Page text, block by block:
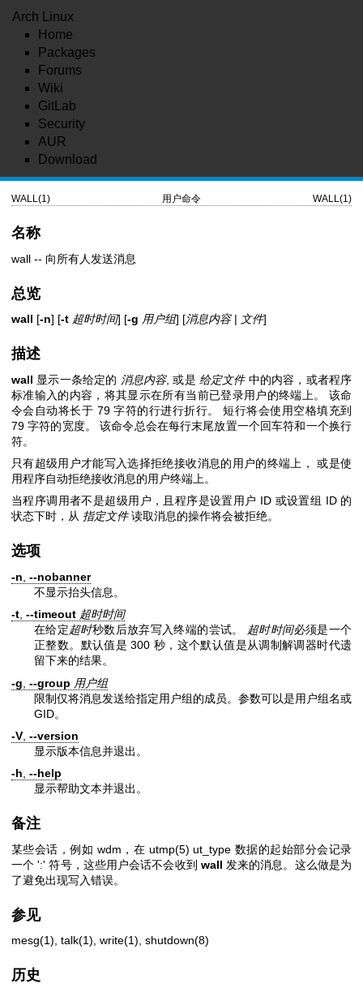
Arch Linux
Home
Packages
Forums
Wiki
GitLab
Security
AUR
Download
WALL(1) 用户命令 WALL(1)
名称
wall -- 向所有人发送消息
总览
wall [-n] [-t 超时时间] [-g 用户组] [消息内容| 文件]
描述
wall 显示一条给定的 消息内容, 或是 给定文件中的内容，或者程序
标准输入的内容，将其显示在所有当前已登录用户的终端上。 该命
令会自动将长于 79 字符的行进行折行。 短行将会使用空格填充到
79 字符的宽度。 该命令总会在每行末尾放置一个回车符和一个换行
符。
只有超级用户才能写入选择拒绝接收消息的用户的终端上， 或是使
用程序自动拒绝接收消息的用户终端上。
当程序调用者不是超级用户，且程序是设置用户 ID 或设置组 ID 的
状态下时，从 指定文件读取消息的操作将会被拒绝。
选项
-n --nobanner
不显示抬头信息。
-t --timeout 超时时间
在给定超时秒数后放弃写入终端的尝试。 超时时间必须是一个
正整数。默认值是 300 秒，这个默认值是从调制解调器时代遗
留下来的结果。
-g --group 用户组
限制仅将消息发送给指定用户组的成员。参数可以是用户组名或
GID。
-V --version
显示版本信息并退出。
-h, --help
显示帮助文本并退出。
备注
某些会话，例如 wdm，在 utmp(5) ut_type 数据的起始部分会记录
一个 ':' 符号，这些用户会话不会收到 wall 发来的消息。这么做是为
了避免出现写入错误。
参见
mesg(1), talk(1), write(1), shutdown(8)
历史